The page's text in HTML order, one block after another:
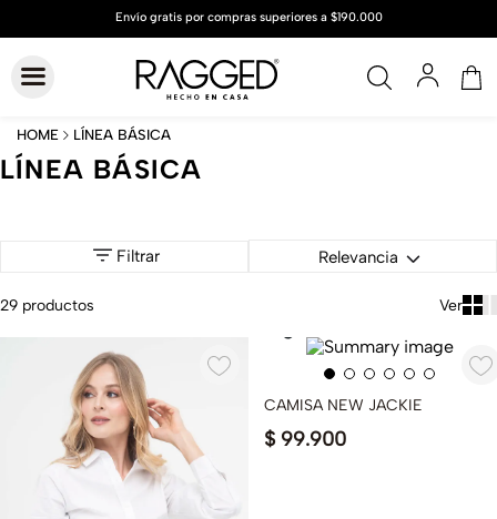
LÍNEA BÁSICA
LÍNEA BÁSICA
Filtrar Relevancia
29 productos
CAMISA NEW JACKIE
$ 99.900